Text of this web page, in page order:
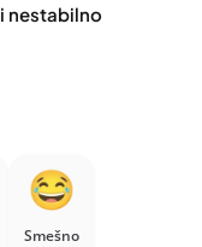
nestabilno
Smešno